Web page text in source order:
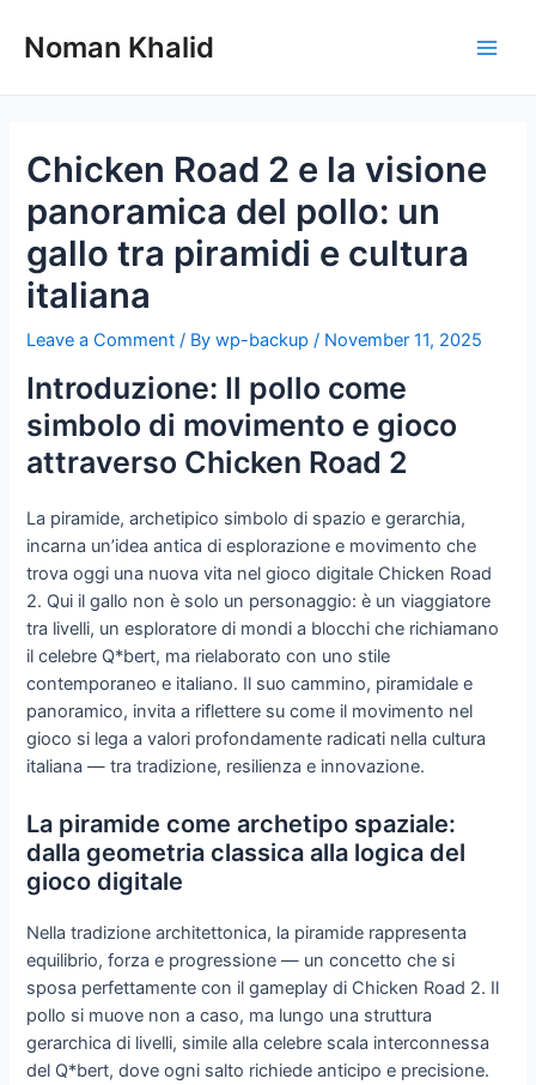
Noman Khalid
Chicken Road 2 e la visione
panoramica del pollo: un
gallo tra piramidi e cultura
italiana
Leave a Comment / Bywp-backup / November 11, 2025
Introduzione: Il pollo come
simbolo di movimento e gioco
attraverso Chicken Road 2
La piramide, archetipico simbolo di spazio e gerarchia,
incarna un’idea antica di esplorazione e movimento che
trova oggi una nuova vita nel gioco digitale Chicken Road
2. Qui il gallo non è solo un personaggio: è un viaggiatore
tra livelli, un esploratore di mondi a blocchi che richiamano
il celebre Q*bert, ma rielaborato con uno stile
contemporaneo e italiano. Il suo cammino, piramidale e
panoramico, invita a riflettere su come il movimento nel
gioco si lega a valori profondamente radicati nella cultura
italiana — tra tradizione, resilienza e innovazione.
La piramide come archetipo spaziale:
dalla geometria classica alla logica del
gioco digitale
Nella tradizione architettonica, la piramide rappresenta
equilibrio, forza e progressione — un concetto che si
sposa perfettamente con il gameplay di Chicken Road 2. Il
pollo si muove non a caso, ma lungo una struttura
gerarchica di livelli, simile alla celebre scala interconnessa
del Q*bert, dove ogni salto richiede anticipo e precisione.